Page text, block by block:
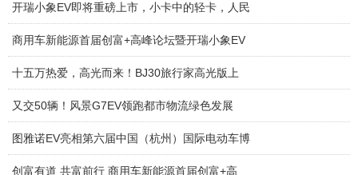
开瑞小象EV即将重磅上市，小卡中的轻卡，人民
商用车新能源首届创富+高峰论坛暨开瑞小象EV
十五万热爱，高光而来！BJ30旅行家高光版上
又交50辆！风景G7EV领跑都市物流绿色发展
图雅诺EV亮相第六届中国（杭州）国际电动车博
创富有道 共富前行 商用车新能源首届创富+高